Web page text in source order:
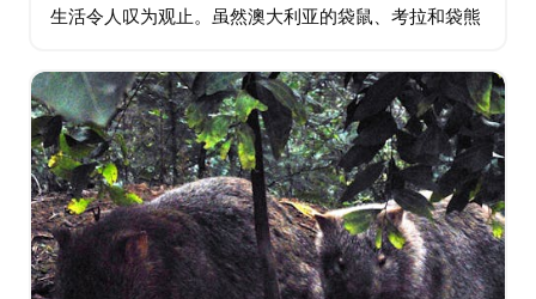
生活令人叹为观止。虽然澳大利亚的袋鼠、考拉和袋熊
道吗？世界上六分之一的鹦鹉都生活在澳大利亚…